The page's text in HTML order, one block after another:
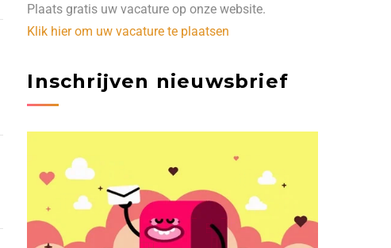
Plaats gratis uw vacature op onze website.
Klik hier om uw vacature te plaatsen
Inschrijven nieuwsbrief